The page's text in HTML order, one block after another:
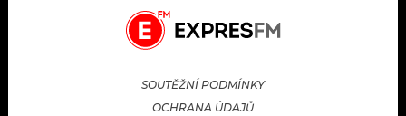
SOUTĚŽNÍ PODMÍNKY
OCHRANA ÚDAJŮ